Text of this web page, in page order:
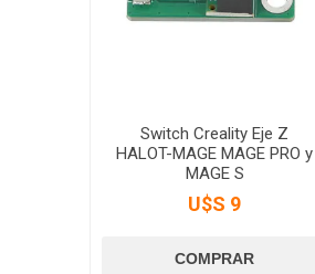
Switch Creality Eje Z
HALOT-MAGE MAGE PRO y
MAGE S
U$S 9